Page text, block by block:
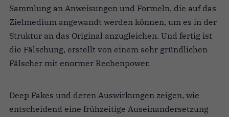
Sammlung an Anweisungen und Formeln, die auf das
Zielmedium angewandt werden können, um es in der
Struktur an das Original anzugleichen. Und fertig ist
die Fälschung, erstellt von einem sehr gründlichen
Fälscher mit enormer Rechenpower.
Deep Fakes und deren Auswirkungen zeigen, wie
entscheidend eine frühzeitige Auseinandersetzung